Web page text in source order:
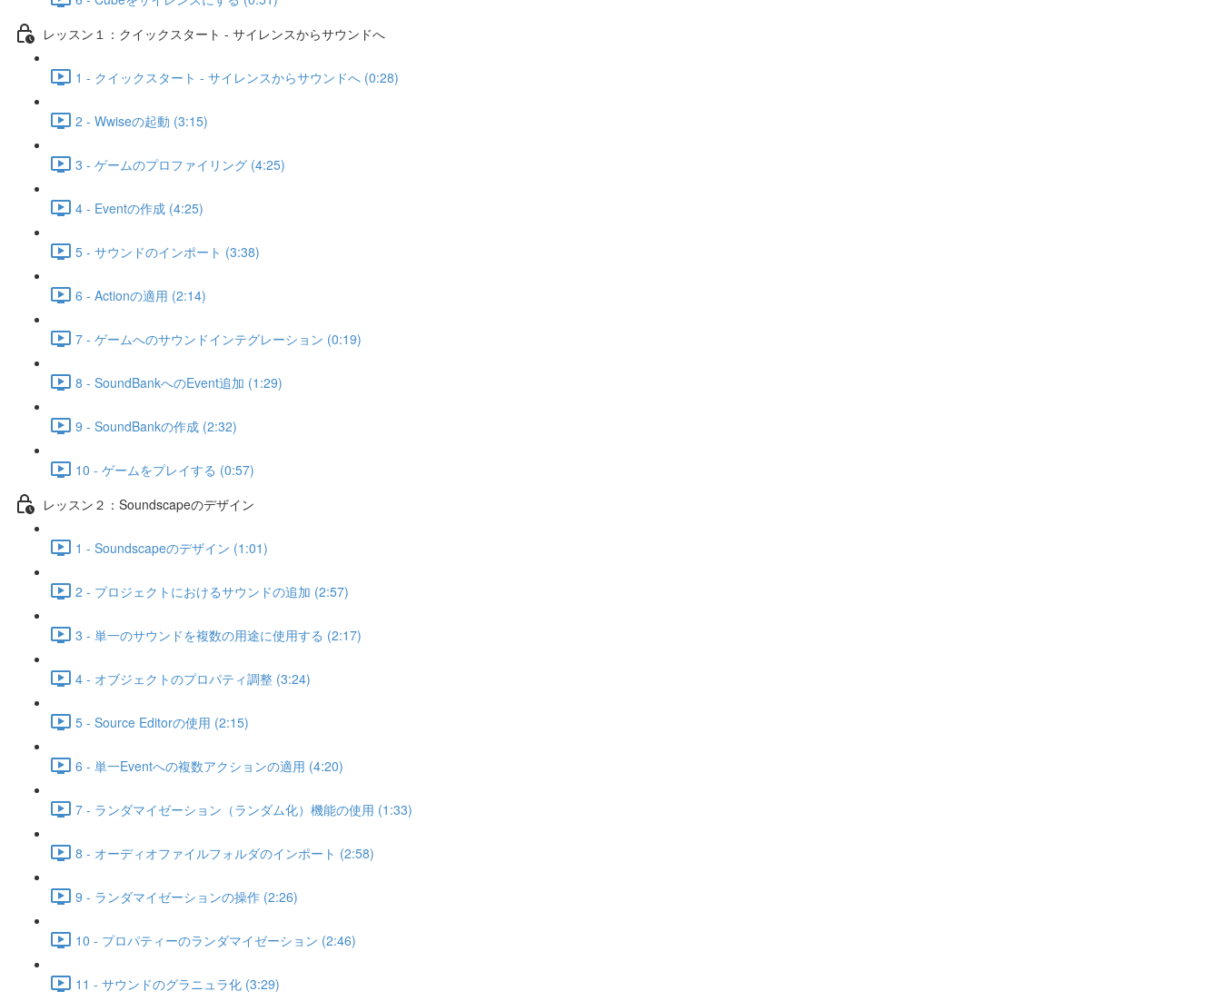
レッスン１：クイックスタート - サイレンスからサウンドへ
1 - クイックスタート - サイレンスからサウンドへ (0:28)
2 - Wwiseの起動 (3:15)
3 - ゲームのプロファイリング (4:25)
4 - Eventの作成 (4:25)
5 - サウンドのインポート (3:38)
6 - Actionの適用 (2:14)
7 - ゲームへのサウンドインテグレーション (0:19)
8 - SoundBankへのEvent追加 (1:29)
9 - SoundBankの作成 (2:32)
10 - ゲームをプレイする (0:57)
レッスン２：Soundscapeのデザイン
1 - Soundscapeのデザイン (1:01)
2 - プロジェクトにおけるサウンドの追加 (2:57)
3 - 単一のサウンドを複数の用途に使用する (2:17)
4 - オブジェクトのプロパティ調整 (3:24)
5 - Source Editorの使用 (2:15)
6 - 単一Eventへの複数アクションの適用 (4:20)
7 - ランダマイゼーション（ランダム化）機能の使用 (1:33)
8 - オーディオファイルフォルダのインポート (2:58)
9 - ランダマイゼーションの操作 (2:26)
10 - プロパティーのランダマイゼーション (2:46)
11 - サウンドのグラニュラ化 (3:29)